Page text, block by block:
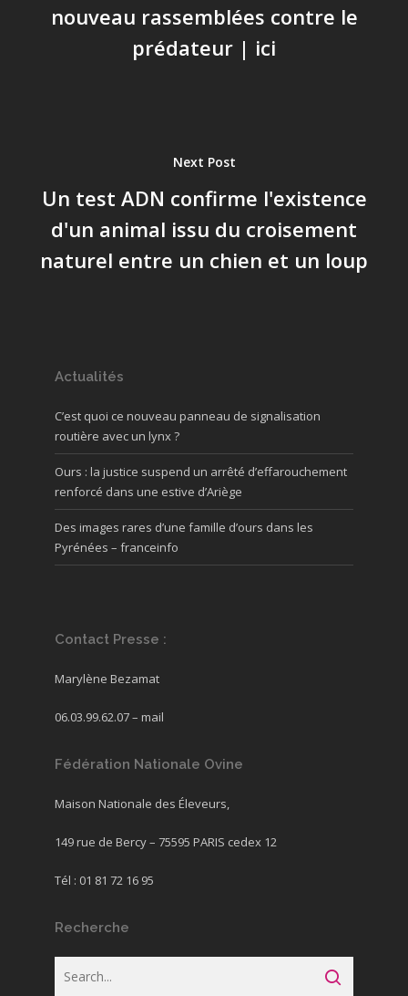
nouveau rassemblées contre le
prédateur | ici
Next Post
Un test ADN confirme l'existence
d'un animal issu du croisement
naturel entre un chien et un loup
Actualités
C’est quoi ce nouveau panneau de signalisation
routière avec un lynx ?
Ours : la justice suspend un arrêté d’effarouchement
renforcé dans une estive d’Ariège
Des images rares d’une famille d’ours dans les
Pyrénées – franceinfo
Contact Presse :
Marylène Bezamat
06.03.99.62.07 – mail
Fédération Nationale Ovine
Maison Nationale des Éleveurs,
149 rue de Bercy – 75595 PARIS cedex 12
Tél : 01 81 72 16 95
Recherche